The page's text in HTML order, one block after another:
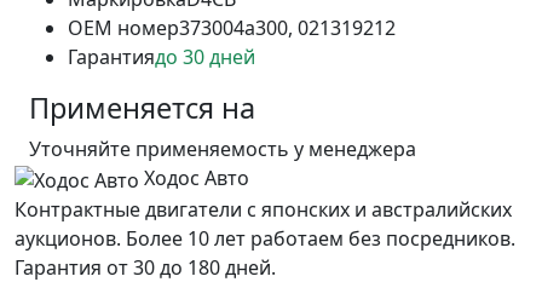
OEM номер373004a300, 021319212
Гарантиядо 30 дней
Применяется на
Уточняйте применяемость у менеджера
Ходос Авто
Контрактные двигатели с японских и австралийских
аукционов. Более 10 лет работаем без посредников.
Гарантия от 30 до 180 дней.